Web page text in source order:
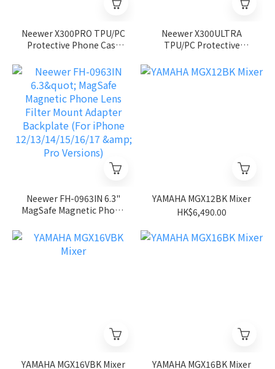
Neewer X300PRO TPU/PC
Protective Phone Case
Adapter and 17mm Lens
Mounts ( For Vivo x300
Pro)
Neewer X300ULTRA
TPU/PC Protective
67mm Filter Adapter and
Neewer FH-0963IN 6.3"
MagSafe Magnetic Phone
Adapter Backplate (For
iPhone
12/13/14/15/16/17 & Pro
YAMAHA MGX12BK Mixer
HK$6,490.00
YAMAHA MGX16VBK Mixer
YAMAHA MGX16BK Mixer